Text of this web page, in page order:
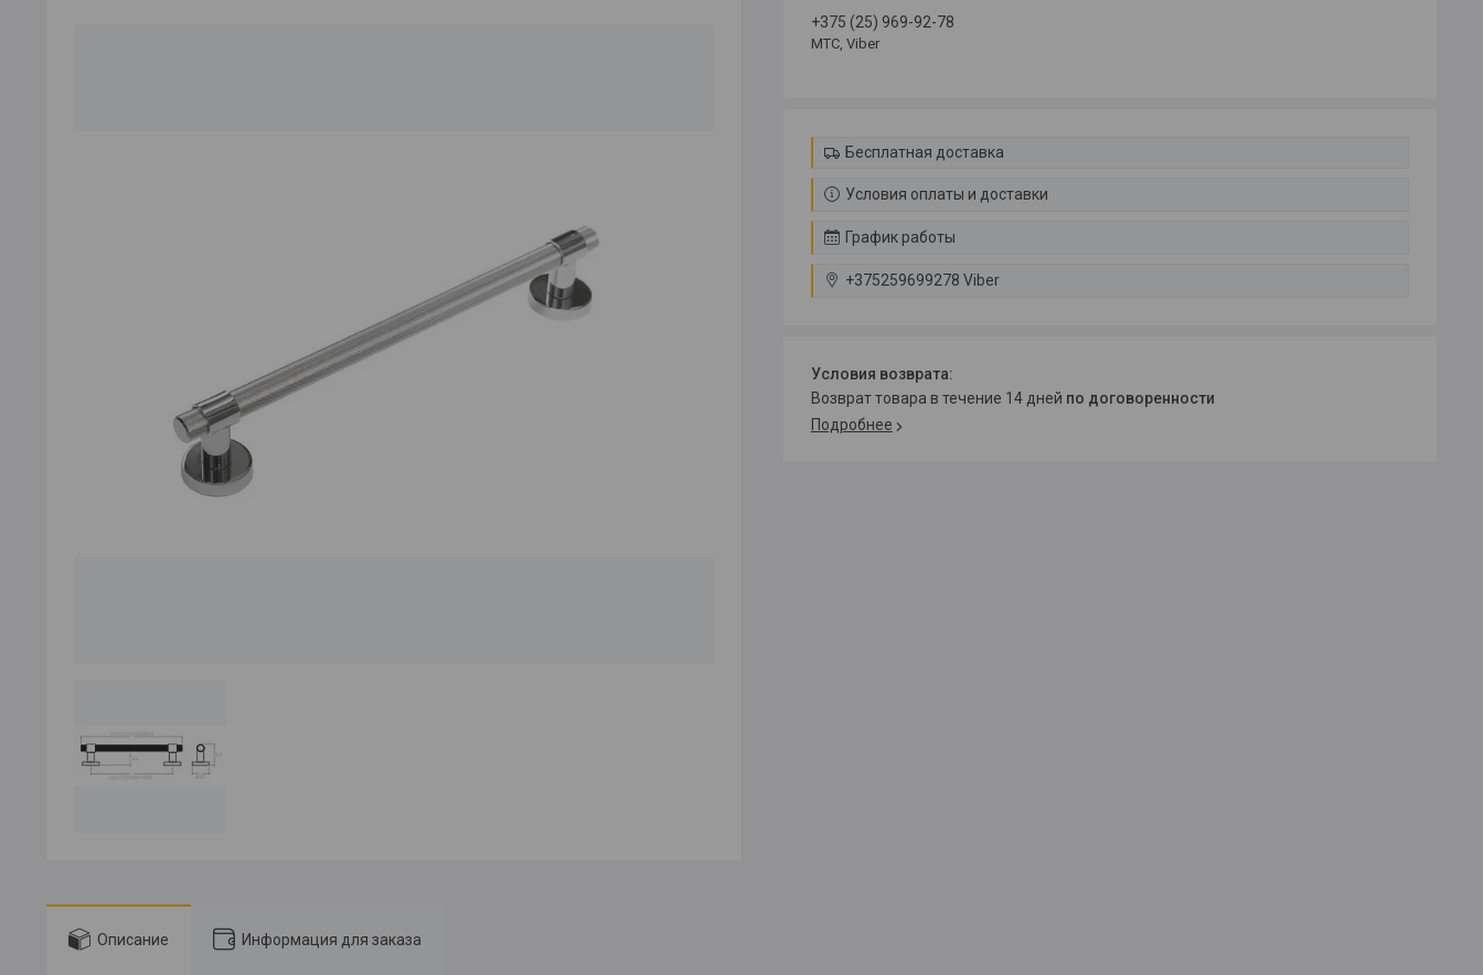
+375 (25) 969-92-78
МТС, Viber
Бесплатная доставка
Условия оплаты и доставки
График работы
+375259699278 Viber
возврат товара в течение 14 дней по договоренности
Подробнее
Описание Информация для заказа